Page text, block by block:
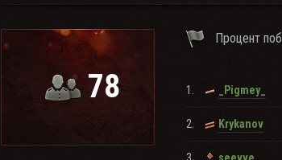
78
Процент
1. _Pigmey_
2. Krykanov